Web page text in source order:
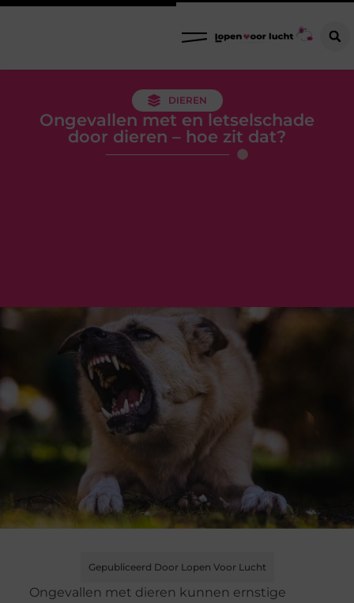
DIEREN
Ongevallen met en letselschade
door dieren – hoe zit dat?
Gepubliceerd Door Lopen Voor Lucht
Ongevallen met dieren kunnen ernstige